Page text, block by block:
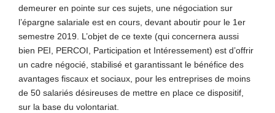
demeurer en pointe sur ces sujets, une négociation sur
l’épargne salariale est en cours, devant aboutir pour le 1er
semestre 2019. L’objet de ce texte (qui concernera aussi
bien PEI, PERCOI, Participation et Intéressement) est d’offrir
un cadre négocié, stabilisé et garantissant le bénéfice des
avantages fiscaux et sociaux, pour les entreprises de moins
de 50 salariés désireuses de mettre en place ce dispositif,
sur la base du volontariat.